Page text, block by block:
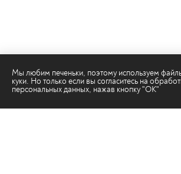
Мы любим печеньки, поэтому используем
куки. Но только если вы согласитесь на
персональных данных, нажав кнопку "ОК"